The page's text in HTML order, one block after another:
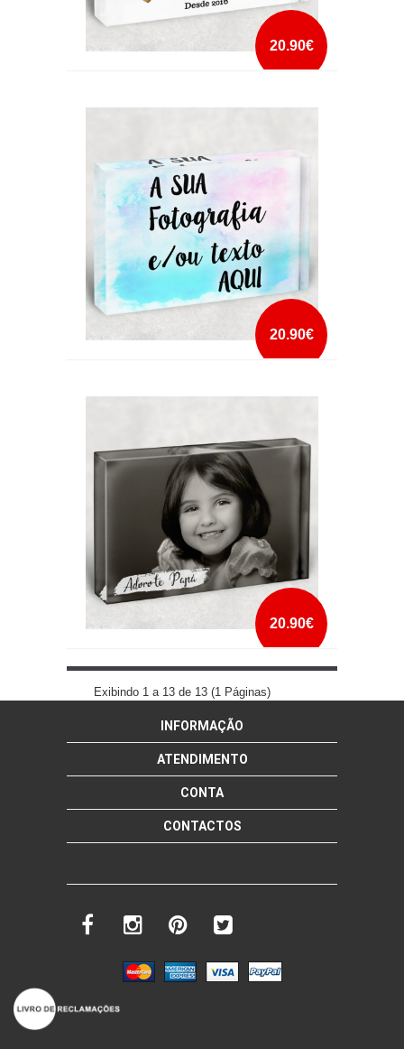
20.90€
add à lista
20.90€
mais info
add à lista
20.90€
CRISTAL PERSONALIZADO COM
DEDICATÓRIA
mais info
add à lista
Exibindo 1 a 13 de 13 (1 Páginas)
INFORMAÇÃO
ATENDIMENTO
CONTA
CONTACTOS